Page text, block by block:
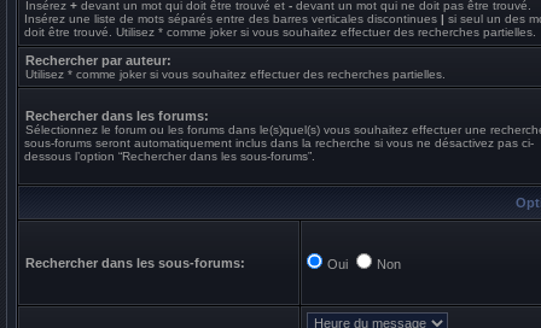
Insérez + devant un mot qui doit être trouvé et - devant un mot qui ne doit pas être trouvé.
Insérez une liste de mots séparés entre des barres verticales discontinues | si seul un des
doit être trouvé. Utilisez * comme joker si vous souhaitez effectuer des recherches partielles.
Rechercher par auteur:
Utilisez * comme joker si vous souhaitez effectuer des recherches partielles.
Rechercher dans les forums:
Sélectionnez le forum ou les forums dans le(s)quel(s) vous souhaitez effectuer une
sous-forums seront automatiquement inclus dans la recherche si vous ne désactivez pas ci-
dessous l’option “Rechercher dans les sous-forums”.
Rechercher dans les sous-forums: Oui Non